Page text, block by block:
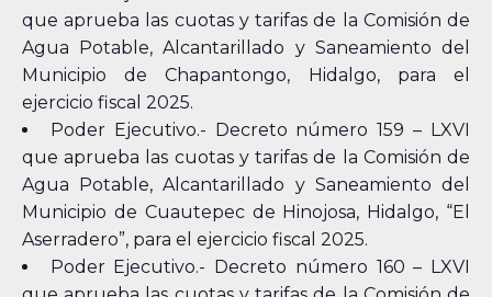
que aprueba las cuotas y tarifas de la Comisión de
Agua Potable, Alcantarillado y Saneamiento del
Municipio de Chapantongo, Hidalgo, para el
ejercicio fiscal 2025.
Poder Ejecutivo.- Decreto número 159 – LXVI
que aprueba las cuotas y tarifas de la Comisión de
Agua Potable, Alcantarillado y Saneamiento del
Municipio de Cuautepec de Hinojosa, Hidalgo, “El
Aserradero”, para el ejercicio fiscal 2025.
Poder Ejecutivo.- Decreto número 160 – LXVI